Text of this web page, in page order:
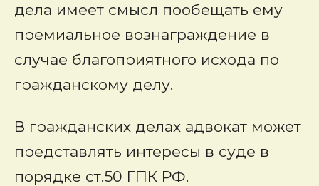
дела имеет смысл пообещать ему
премиальное вознаграждение в
случае благоприятного исхода по
гражданскому делу.
В гражданских делах адвокат может
представлять интересы в суде в
порядке ст.50 ГПК РФ.